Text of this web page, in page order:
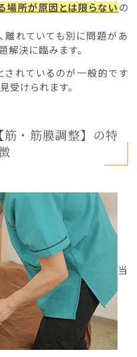
場所が原因とは限らない の
離れていても別に問題があ
解決に臨みます。
されているのが一般的です
受けられます。
・筋膜調整】の特
当